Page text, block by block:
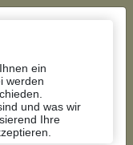
ein
werden
und was wir
Ihre